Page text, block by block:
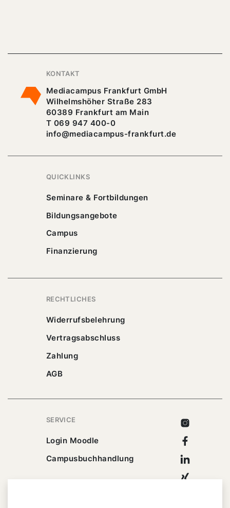
KONTAKT
Mediacampus Frankfurt GmbH
Wilhelmshöher Straße 283
60389 Frankfurt am Main
T 069 947 400-0
info@mediacampus-frankfurt.de
QUICKLINKS
Seminare & Fortbildungen
Bildungsangebote
Campus
Finanzierung
RECHTLICHES
Widerrufsbelehrung
Vertragsabschluss
Zahlung
AGB
SERVICE
Login Moodle
Campusbuchhandlung
Instagram
Facebook
Linkedin
Xing